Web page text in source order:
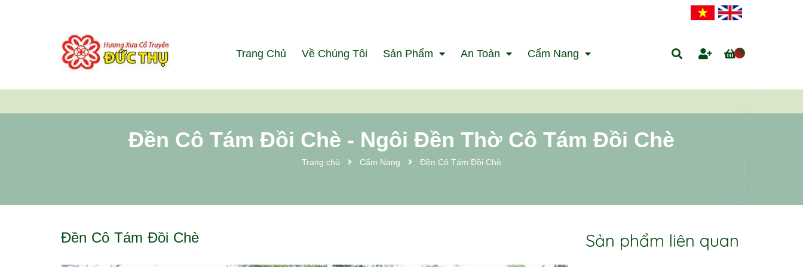
Trang Chủ Về Chúng Tôi Sản Phẩm An Toàn Cẩm Nang
Đền Cô Tám Đồi Chè - Ngôi Đền Thờ Cô Tám Đồi Chè
Trang chủ Cẩm Nang Đền Cô Tám Đồi Chè
Đền Cô Tám Đồi Chè Sản phẩm liên quan